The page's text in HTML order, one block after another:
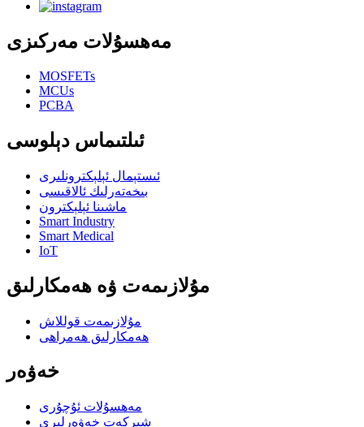
مەھسۇلات مەركىزى
MOSFETs
MCUs
PCBA
ئىلتىماس دېلوسى
ئىستېمال ئېلېكترونلىرى
بىخەتەرلىك ئالاقىسى
ماشىنا ئېلېكترون
Smart Industry
Smart Medical
IoT
مۇلازىمەت ۋە ھەمكارلىق
مۇلازىمەت قوللاش
ھەمكارلىق ھەمراھى
خەۋەر
مەھسۇلات ئۇچۇرى
شىركەت خەۋەرلىرى